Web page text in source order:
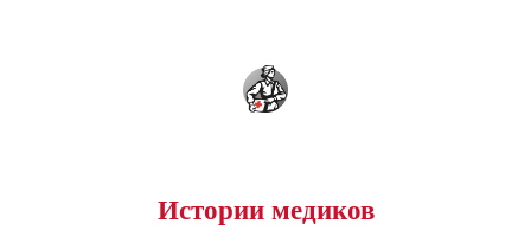
Истории медиков